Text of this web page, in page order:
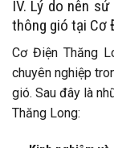
IV. Lý do nên
thông gió tại Cơ
Cơ Điện Thăng
chuyên nghiệp
gió. Sau đây là
Thăng Long: